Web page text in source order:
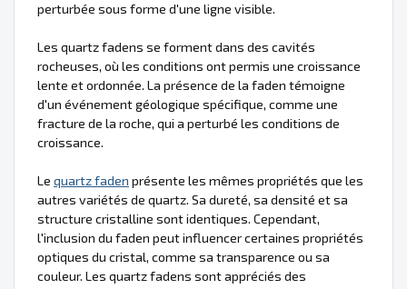
perturbée sous forme d'une ligne visible.
Les quartz fadens se forment dans des cavités
rocheuses, où les conditions ont permis une croissance
lente et ordonnée. La présence de la faden témoigne
d'un événement géologique spécifique, comme une
fracture de la roche, qui a perturbé les conditions de
croissance.
Le quartz faden présente les mêmes propriétés que les
autres variétés de quartz. Sa dureté, sa densité et sa
structure cristalline sont identiques. Cependant,
l'inclusion du faden peut influencer certaines propriétés
optiques du cristal, comme sa transparence ou sa
couleur. Les quartz fadens sont appréciés des